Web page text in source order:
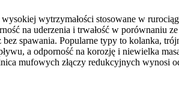
wytrzymałości stosowane w
na uderzenia i trwałość w porównaniu
spawania. Popularne typy to kolanka,
a odporność na korozję i niewielka
mufowych złączy redukcyjnych wynosi